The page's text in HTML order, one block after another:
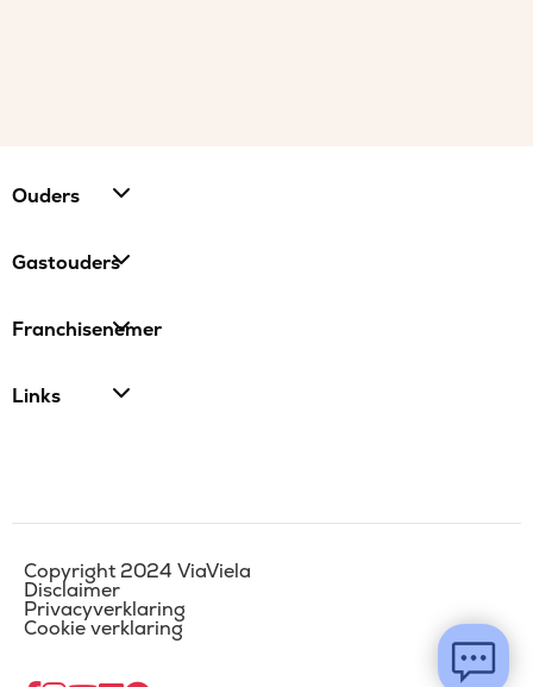
Ouders
Gastouders
Franchisenemer
Links
Copyright 2024 ViaViela
Disclaimer
Privacyverklaring
Cookie verklaring